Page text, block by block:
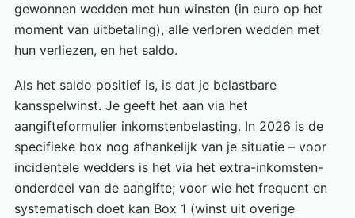
gewonnen wedden met hun winsten (in euro op het
moment van uitbetaling), alle verloren wedden met
hun verliezen, en het saldo.
Als het saldo positief is, is dat je belastbare
kansspelwinst. Je geeft het aan via het
aangifteformulier inkomstenbelasting. In 2026 is de
specifieke box nog afhankelijk van je situatie – voor
incidentele wedders is het via het extra-inkomsten-
onderdeel van de aangifte; voor wie het frequent en
systematisch doet kan Box 1 (winst uit overige